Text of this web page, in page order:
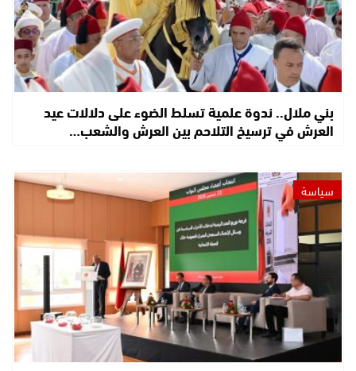
بني ملال.. ندوة علمية تسلط الضوء على دلالات عيد
العرش في ترسيخ التلاحم بين العرش والشعب…
سياسة